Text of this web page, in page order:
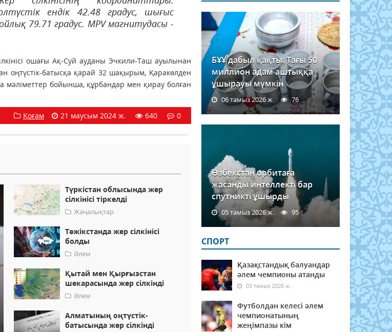
ендік 42.48 градус, шығыс
79.71 градус. MPV магнитудасы -
ошағы Ақ-Суй ауданы Эчкили-Таш ауылынан
оңтүстік-батысқа қарай 32 шақырым, Қаракөлден
бойынша, құрбандар мен қирау болған
Қоғам
21 маусым 2024 ж. 640 0
Түркістан облысында жер
сілкінісі тіркелді
Жаңалықтар
Тәжікстанда жер сілкінісі
болды
Әлем
Қытай мен Қырғызстан
шекарасында жер сілкінді
Әлем
Алматының оңтүстік-
батысында жер сілкінді
БҰҰ дабыл қақты: Тағы 50
миллион адам аштыққа
ұшырауы мүмкін
06 тамыз 2026 ж. 76
Өзбекстан орбитаға
жасанды интеллекті бар
спутникті ұшырды
05 тамыз 2026 ж. 95
СПОРТ
Қазақстандық балуандар
әлем чемпионы атанды
03 тамыз 2026 ж.
Футболдан келесі әлем
чемпионатының
жеңімпазы кім